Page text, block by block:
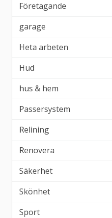
Företagande
garage
Heta arbeten
Hud
hus & hem
Passersystem
Relining
Renovera
Säkerhet
Skönhet
Sport